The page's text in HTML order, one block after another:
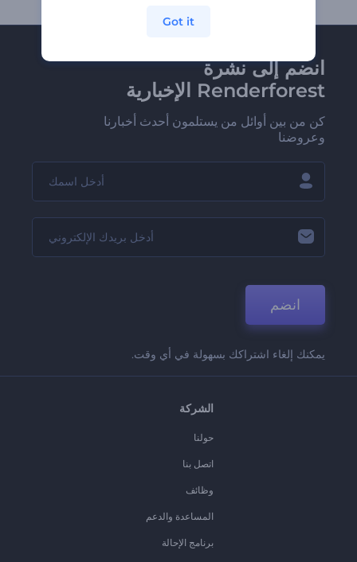
انضم إلى نشرة
Renderforest الإخبارية
كن من بين أوائل من يستلمون أحدث أخبارنا
وعروضنا
انضم
يمكنك إلغاء اشتراكك بسهولة في أي وقت.
الشركة
حولنا
اتصل بنا
وظائف
المساعدة والدعم
برنامج الإحالة
Got it